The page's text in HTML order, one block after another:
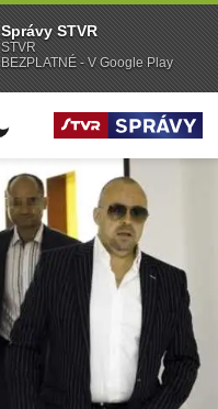
Správy STVR
STVR
BEZPLATNÉ - V Google Play